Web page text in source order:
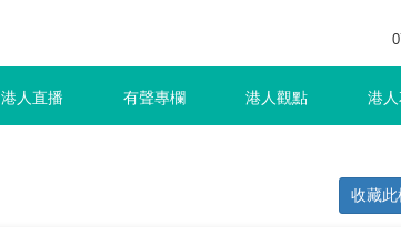
港人直播 有聲專欄 港人觀點 港
收藏此